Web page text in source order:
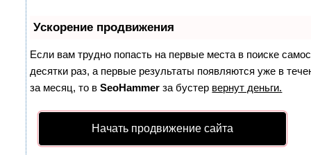
Ускорение продвижения
Если вам трудно попасть на первые места в поиске
десятки раз, а первые результаты появляются уже в
за месяц, то вSeoHammer за бустер вернут деньги.
Начать продвижение сайта